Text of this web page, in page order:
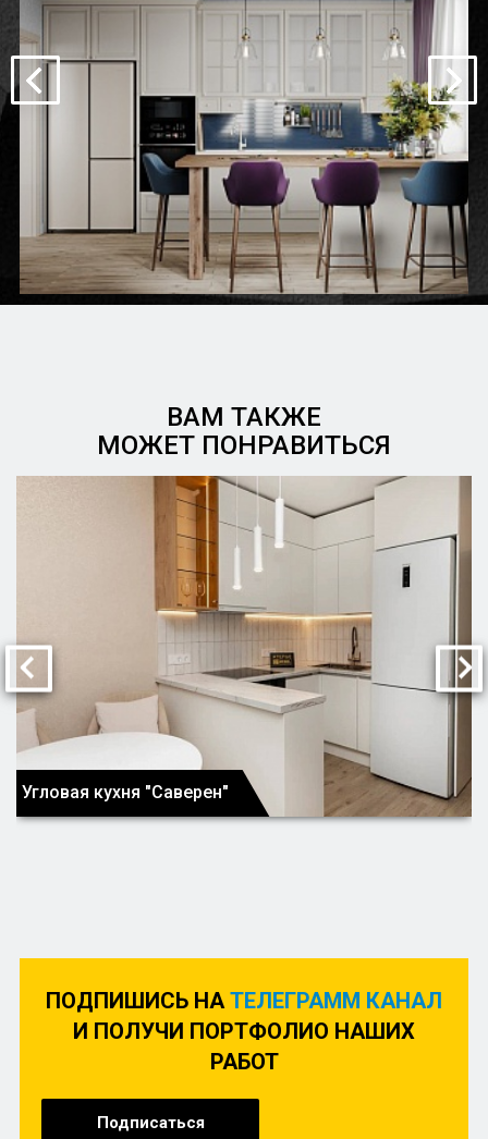
ВАМ ТАКЖЕ
МОЖЕТ ПОНРАВИТЬСЯ
Угловая кухня "Саверен"
ПОДПИШИСЬ НАТЕЛЕГРАММ КАНАЛ
И ПОЛУЧИ ПОРТФОЛИО НАШИХ
РАБОТ
Подписаться